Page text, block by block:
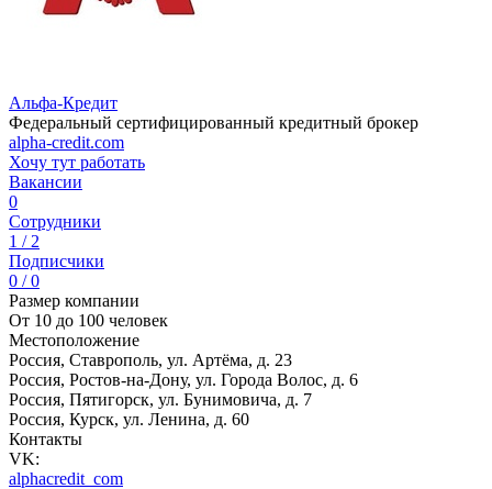
Альфа-Кредит
Федеральный сертифицированный кредитный брокер
alpha-credit.com
Хочу тут работать
Вакансии
0
Сотрудники
1 / 2
Подписчики
0 / 0
Размер компании
От 10 до 100 человек
Местоположение
Россия, Ставрополь, ул. Артёма, д. 23
Россия, Ростов-на-Дону, ул. Города Волос, д. 6
Россия, Пятигорск, ул. Бунимовича, д. 7
Россия, Курск, ул. Ленина, д. 60
Контакты
VK:
alphacredit_com